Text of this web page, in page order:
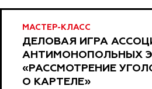
МАСТЕР-КЛАСС
ДЕЛОВАЯ ИГРА
АНТИМОНОПОЛЬНЫХ
«РАССМОТРЕНИЕ
О КАРТЕЛЕ»